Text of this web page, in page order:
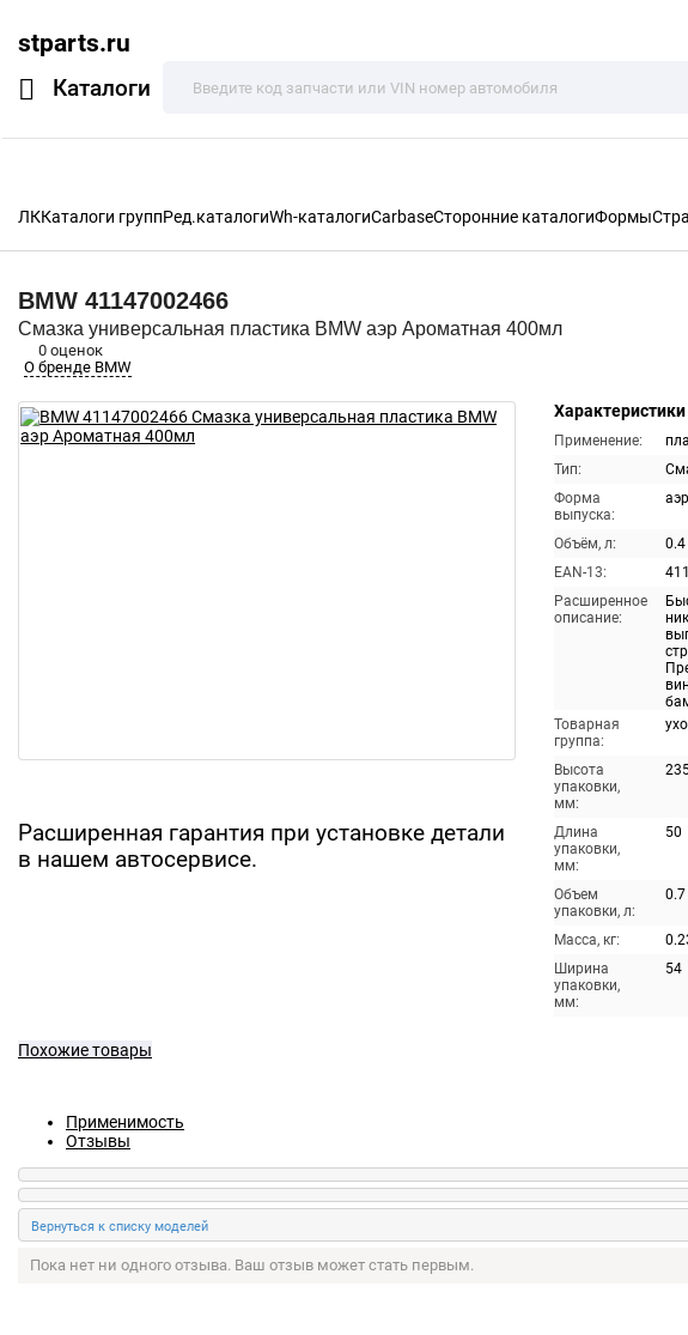
stparts.ru
Каталоги
ЛККаталоги группРед.каталогиWh-каталогиCarbaseСторонние каталогиФормы
BMW 41147002466
Смазка универсальная пластика BMW аэр Ароматная 400мл
0 оценок
О бренде BMW
Расширенная гарантия при установке детали
в нашем автосервисе.
Характеристики
Применение:
Тип:
Форма
выпуска:
Объём, л:
0.4
EAN-13:
Расширенное
описание:
Товарная
группа:
Высота
упаковки,
мм:
Длина
упаковки,
мм:
50
Объем
упаковки, л:
0.7
Масса, кг:
Ширина
упаковки,
мм:
54
Похожие товары
Применимость
Отзывы
Пока нет ни одного отзыва. Ваш отзыв может стать первым.